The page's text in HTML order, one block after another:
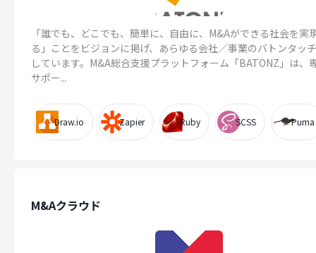
「誰でも、どこでも、簡単に、自由に、M&Aができる社会を実
る」ことをビジョンに掲げ、あらゆる会社／事業のバトンタッ
しています。M&A総合支援プラットフォーム「BATONZ」は、
サポー...
Draw.io Zapier Ruby SCSS Puma
M&Aクラウド